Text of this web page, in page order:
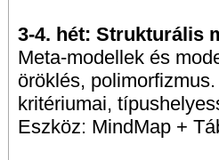
3-4. hét: Strukturális
Meta-modellek és
öröklés,
kritériumai,
Eszköz: MindMap +